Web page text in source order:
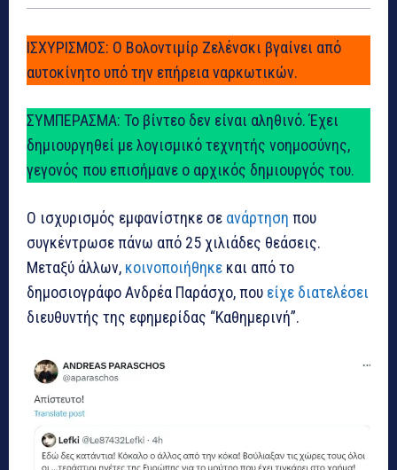
ΙΣΧΥΡΙΣΜΟΣ: Ο Βολοντιμίρ Ζελένσκι βγαίνει από
αυτοκίνητο υπό την επήρεια ναρκωτικών.
ΣΥΜΠΕΡΑΣΜΑ: Το βίντεο δεν είναι αληθινό. Έχει
δημιουργηθεί με λογισμικό τεχνητής νοημοσύνης,
γεγονός που επισήμανε ο αρχικός δημιουργός του.
Ο ισχυρισμός εμφανίστηκε σε ανάρτηση που
συγκέντρωσε πάνω από 25 χιλιάδες θεάσεις.
Μεταξύ άλλων, κοινοποιήθηκε και από το
δημοσιογράφο Ανδρέα Παράσχο, που είχε διατελέσει
διευθυντής της εφημερίδας “Καθημερινή”.